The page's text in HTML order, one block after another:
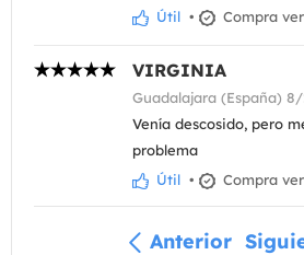
Útil • Compra
VIRGINIA
Guadalajara (España)
Venía descosido, pero
problema
Útil • Compra
Anterior